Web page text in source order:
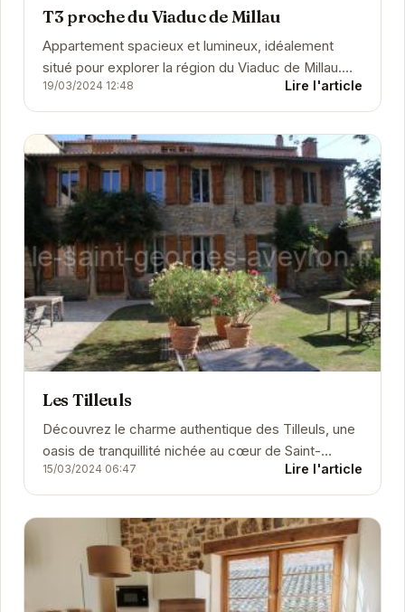
T3 proche du Viaduc de Millau
Appartement spacieux et lumineux, idéalement
situé pour explorer la région du Viaduc de Millau.
Profitez d'un séjour confortable et paisible dans...
19/03/2024 12:48 Lire l'article
Les Tilleuls
Découvrez le charme authentique des Tilleuls, une
oasis de tranquillité nichée au cœur de Saint-
Georges-de-Luzençon. Profitez d'un séjour...
15/03/2024 06:47 Lire l'article